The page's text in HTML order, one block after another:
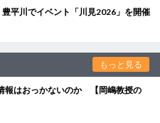
平川でイベント「川見2026」を開催
もっと見る
報はおっかないのか 【岡嶋教授の